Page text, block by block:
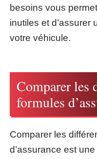
besoins vous
inutiles et d’assurer
votre véhicule.
Comparer les
formules
Comparer les
d’assurance est